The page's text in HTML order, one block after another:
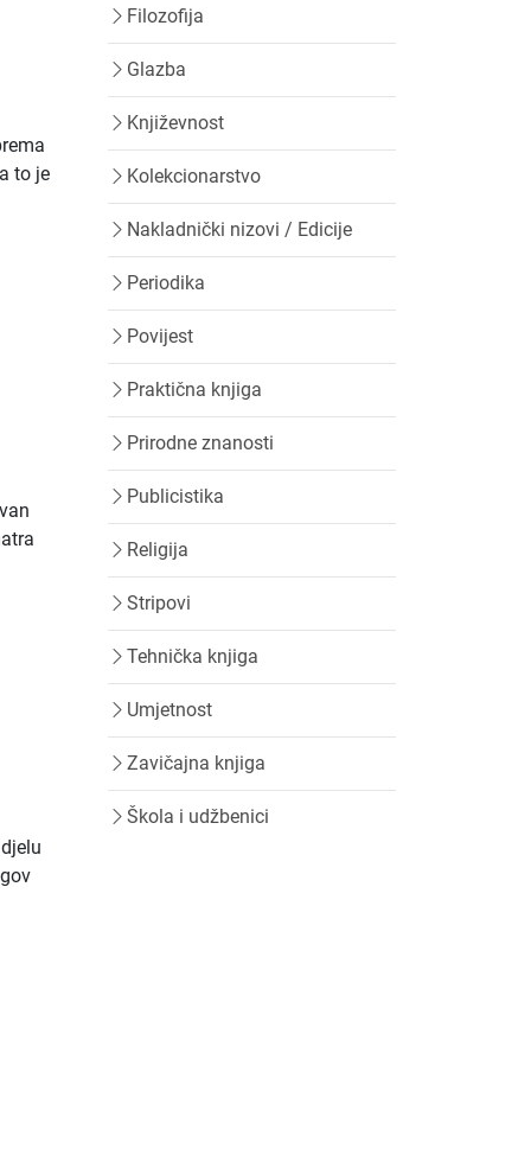
to je
Filozofija
Glazba
Književnost
Kolekcionarstvo
Nakladnički nizovi / Edicije
Periodika
Povijest
Praktična knjiga
Prirodne znanosti
Publicistika
Religija
Stripovi
Tehnička knjiga
Umjetnost
Zavičajna knjiga
Škola i udžbenici